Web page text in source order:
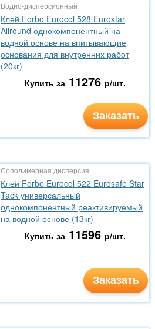
Водно-дисперсионный
Клей Forbo Eurocol 528 Eurostar
Allround однокомпонентный на
водной основе на впитывающие
основания для внутренних работ
(20кг)
Купить за 11276 р/шт.
Заказать
Сополимерная дисперсия
Клей Forbo Eurocol 522 Eurosafe Star
Tack универсальный
однокомпонентный реактивируемый
на водной основе (13кг)
Купить за 11596 р/шт.
Заказать